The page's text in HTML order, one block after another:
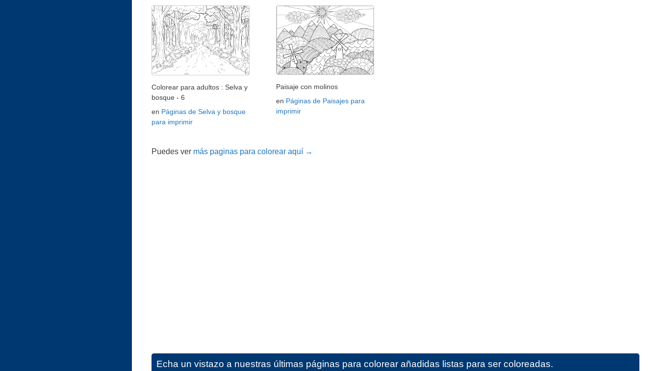
Colorear para adultos : Selva y
bosque - 6
en Páginas de Selva y bosque
para imprimir
Paisaje con molinos
en Páginas de Paisajes para
imprimir
Puedes ver más paginas para colorear aquí →
Echa un vistazo a nuestras últimas páginas para colorear añadidas listas para ser coloreadas.